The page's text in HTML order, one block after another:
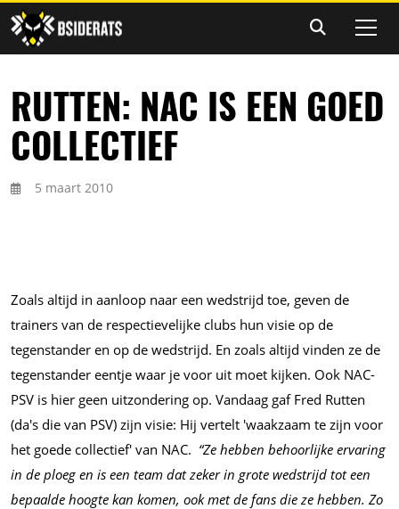
RUTTEN: NAC IS EEN GOED
COLLECTIEF
5 maart 2010
Zoals altijd in aanloop naar een wedstrijd toe, geven de
trainers van de respectievelijke clubs hun visie op de
tegenstander en op de wedstrijd. En zoals altijd vinden ze de
tegenstander eentje waar je voor uit moet kijken. Ook NAC-
PSV is hier geen uitzondering op. Vandaag gaf Fred Rutten
(da's die van PSV) zijn visie: Hij vertelt 'waakzaam te zijn voor
het goede collectief' van NAC. “Ze hebben behoorlijke ervaring
in de ploeg en is een team dat zeker in grote wedstrijd tot een
bepaalde hoogte kan komen, ook met de fans die ze hebben. Zo